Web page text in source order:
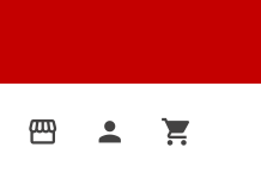
storefront person shopping_cart